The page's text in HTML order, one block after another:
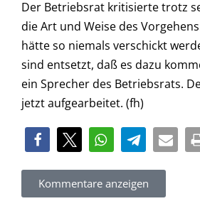
Der Betriebsrat kritisierte trotz
die Art und Weise des
hätte so niemals verschickt
sind entsetzt, daß es dazu
ein Sprecher des Betriebsrats.
jetzt aufgearbeitet. (fh)
Kommentare anzeigen